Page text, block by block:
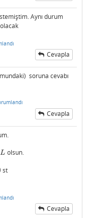
Aynı durum
olacak
Cevapla
soruna cevabı
Cevapla
L
L olsun.
st
Cevapla